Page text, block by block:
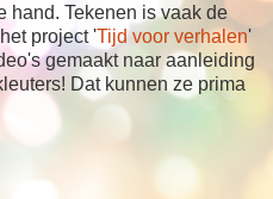
hand. Tekenen is vaak de
project 'Tijd voor verhalen'
gemaakt naar aanleiding
Dat kunnen ze prima